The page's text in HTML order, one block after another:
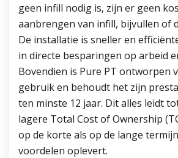
geen infill nodig is, zijn er geen
aanbrengen van infill, bijvullen of
De installatie is sneller en
in directe besparingen op arbeid
Bovendien is Pure PT ontworpen
gebruik en behoudt het zijn
ten minste 12 jaar. Dit alles leidt
lagere Total Cost of Ownership
op de korte als op de lange
voordelen oplevert.